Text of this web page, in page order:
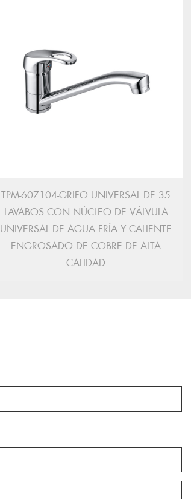
TPM-607104-GRIFO UNIVERSAL DE 35
LAVABOS CON NÚCLEO DE VÁLVULA
UNIVERSAL DE AGUA FRÍA Y CALIENTE
ENGROSADO DE COBRE DE ALTA
CALIDAD